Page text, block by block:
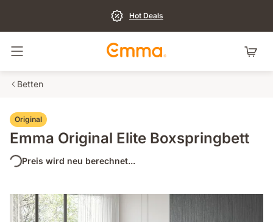
Hot Deals
Navigation umschalten
Betten
Original
Emma Original Elite Boxspringbett
Preis wird neu berechnet...